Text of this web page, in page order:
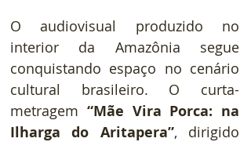
O audiovisual produzido no
interior da Amazônia segue
conquistando espaço no cenário
cultural brasileiro. O curta-
metragem “Mãe Vira Porca: na
Ilharga do Aritapera”, dirigido